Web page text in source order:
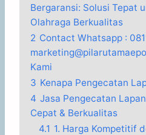
Bergaransi: Solusi Tepat
Olahraga Berkualitas
2 Contact Whatsapp :
Kami
3 Kenapa Pengecatan
4 Jasa Pengecatan
Cepat & Berkualitas
4.1 1. Harga Kompetitif